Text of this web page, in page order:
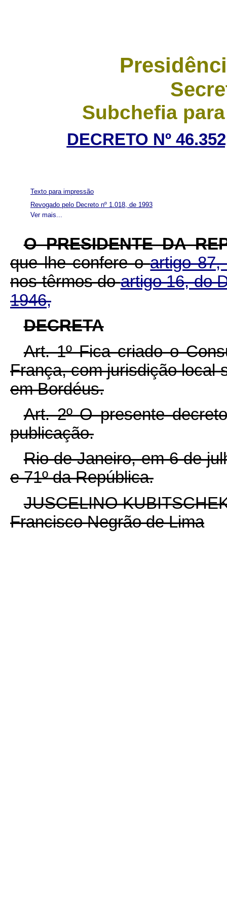
Subchefia
DECRETO Nº
Ver mais...
Texto para impressão
Revogado pelo Decreto nº 1.018, de 1993
O PRESIDENTE DA
que lhe confere oartigo
nos têrmos doartigo 16, do
1946,
DECRETA
Art. 1º Fica criado o
França, com jurisdição local
em Bordéus.
Art. 2º O presente
publicação.
Rio de Janeiro, em 6 de
e 71º da República.
JUSCELINO
Francisco Negrão de Lima